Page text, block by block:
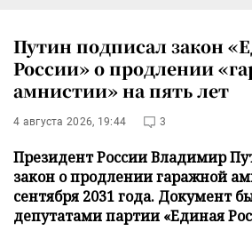
Путин подписал закон
России» о продлении
амнистии» на пять лет
4 августа 2026, 19:44 3
Президент России Владимир
закон о продлении гаражной
сентября 2031 года. Документ
депутатами партии «Единая